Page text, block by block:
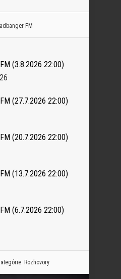
FM
(3.8.2026 22:00)
(27.7.2026 22:00)
(20.7.2026 22:00)
(13.7.2026 22:00)
(6.7.2026 22:00)
Rozhovory